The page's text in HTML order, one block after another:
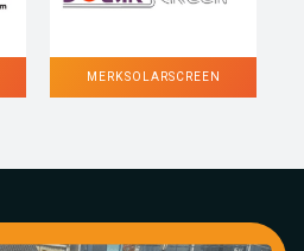
MERK SOLARSCREEN